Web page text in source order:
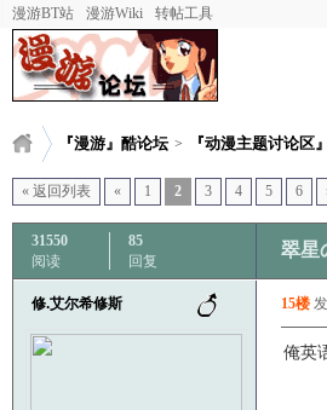
漫游BT站 漫游Wiki 转帖工具
『漫游』酷论坛 > 『动漫主题讨论区』
« 返回列表 « 1 2 3 4 5 6
31550
阅读
85
回复
翠星
修.艾尔希修斯 15楼
俺英